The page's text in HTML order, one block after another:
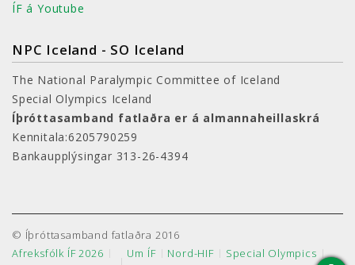
ÍF á Youtube
NPC Iceland - SO Iceland
The National Paralympic Committee of Iceland
Special Olympics Iceland
Íþróttasamband fatlaðra er á almannaheillaskrá
Kennitala:6205790259
Bankaupplýsingar 313-26-4394
© Íþróttasamband fatlaðra 2016
Afreksfólk ÍF 2026
Um ÍF Nord-HIF
Special Olympics